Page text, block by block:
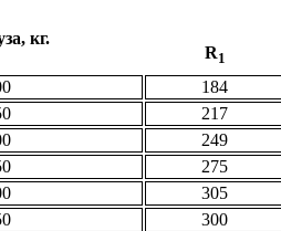
кг.
R1
184
217
249
275
305
300